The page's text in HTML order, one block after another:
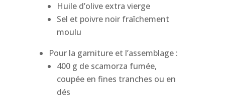
Huile d’olive extra vierge
Sel et poivre noir fraîchement
moulu
Pour la garniture et l’assemblage :
400 g de scamorza fumée,
coupée en fines tranches ou en
dés